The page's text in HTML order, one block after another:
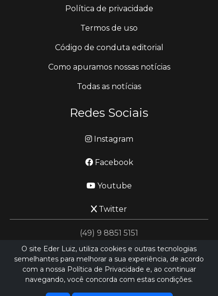
Política de privacidade
Termos de uso
Código de conduta editorial
Como apuramos nossas notícias
Todas as notícias
Redes Sociais
Instagram
Facebook
Youtube
Twitter
(49) 9 8851 5151
jornalismo@ederluiz.com.vc
O site Eder Luiz, utiliza cookies e outras tecnologias
semelhantes para melhorar a sua experiência, de acordo
com a nossa Política de Privacidade e, ao continuar
navegando, você concorda com estas condições.